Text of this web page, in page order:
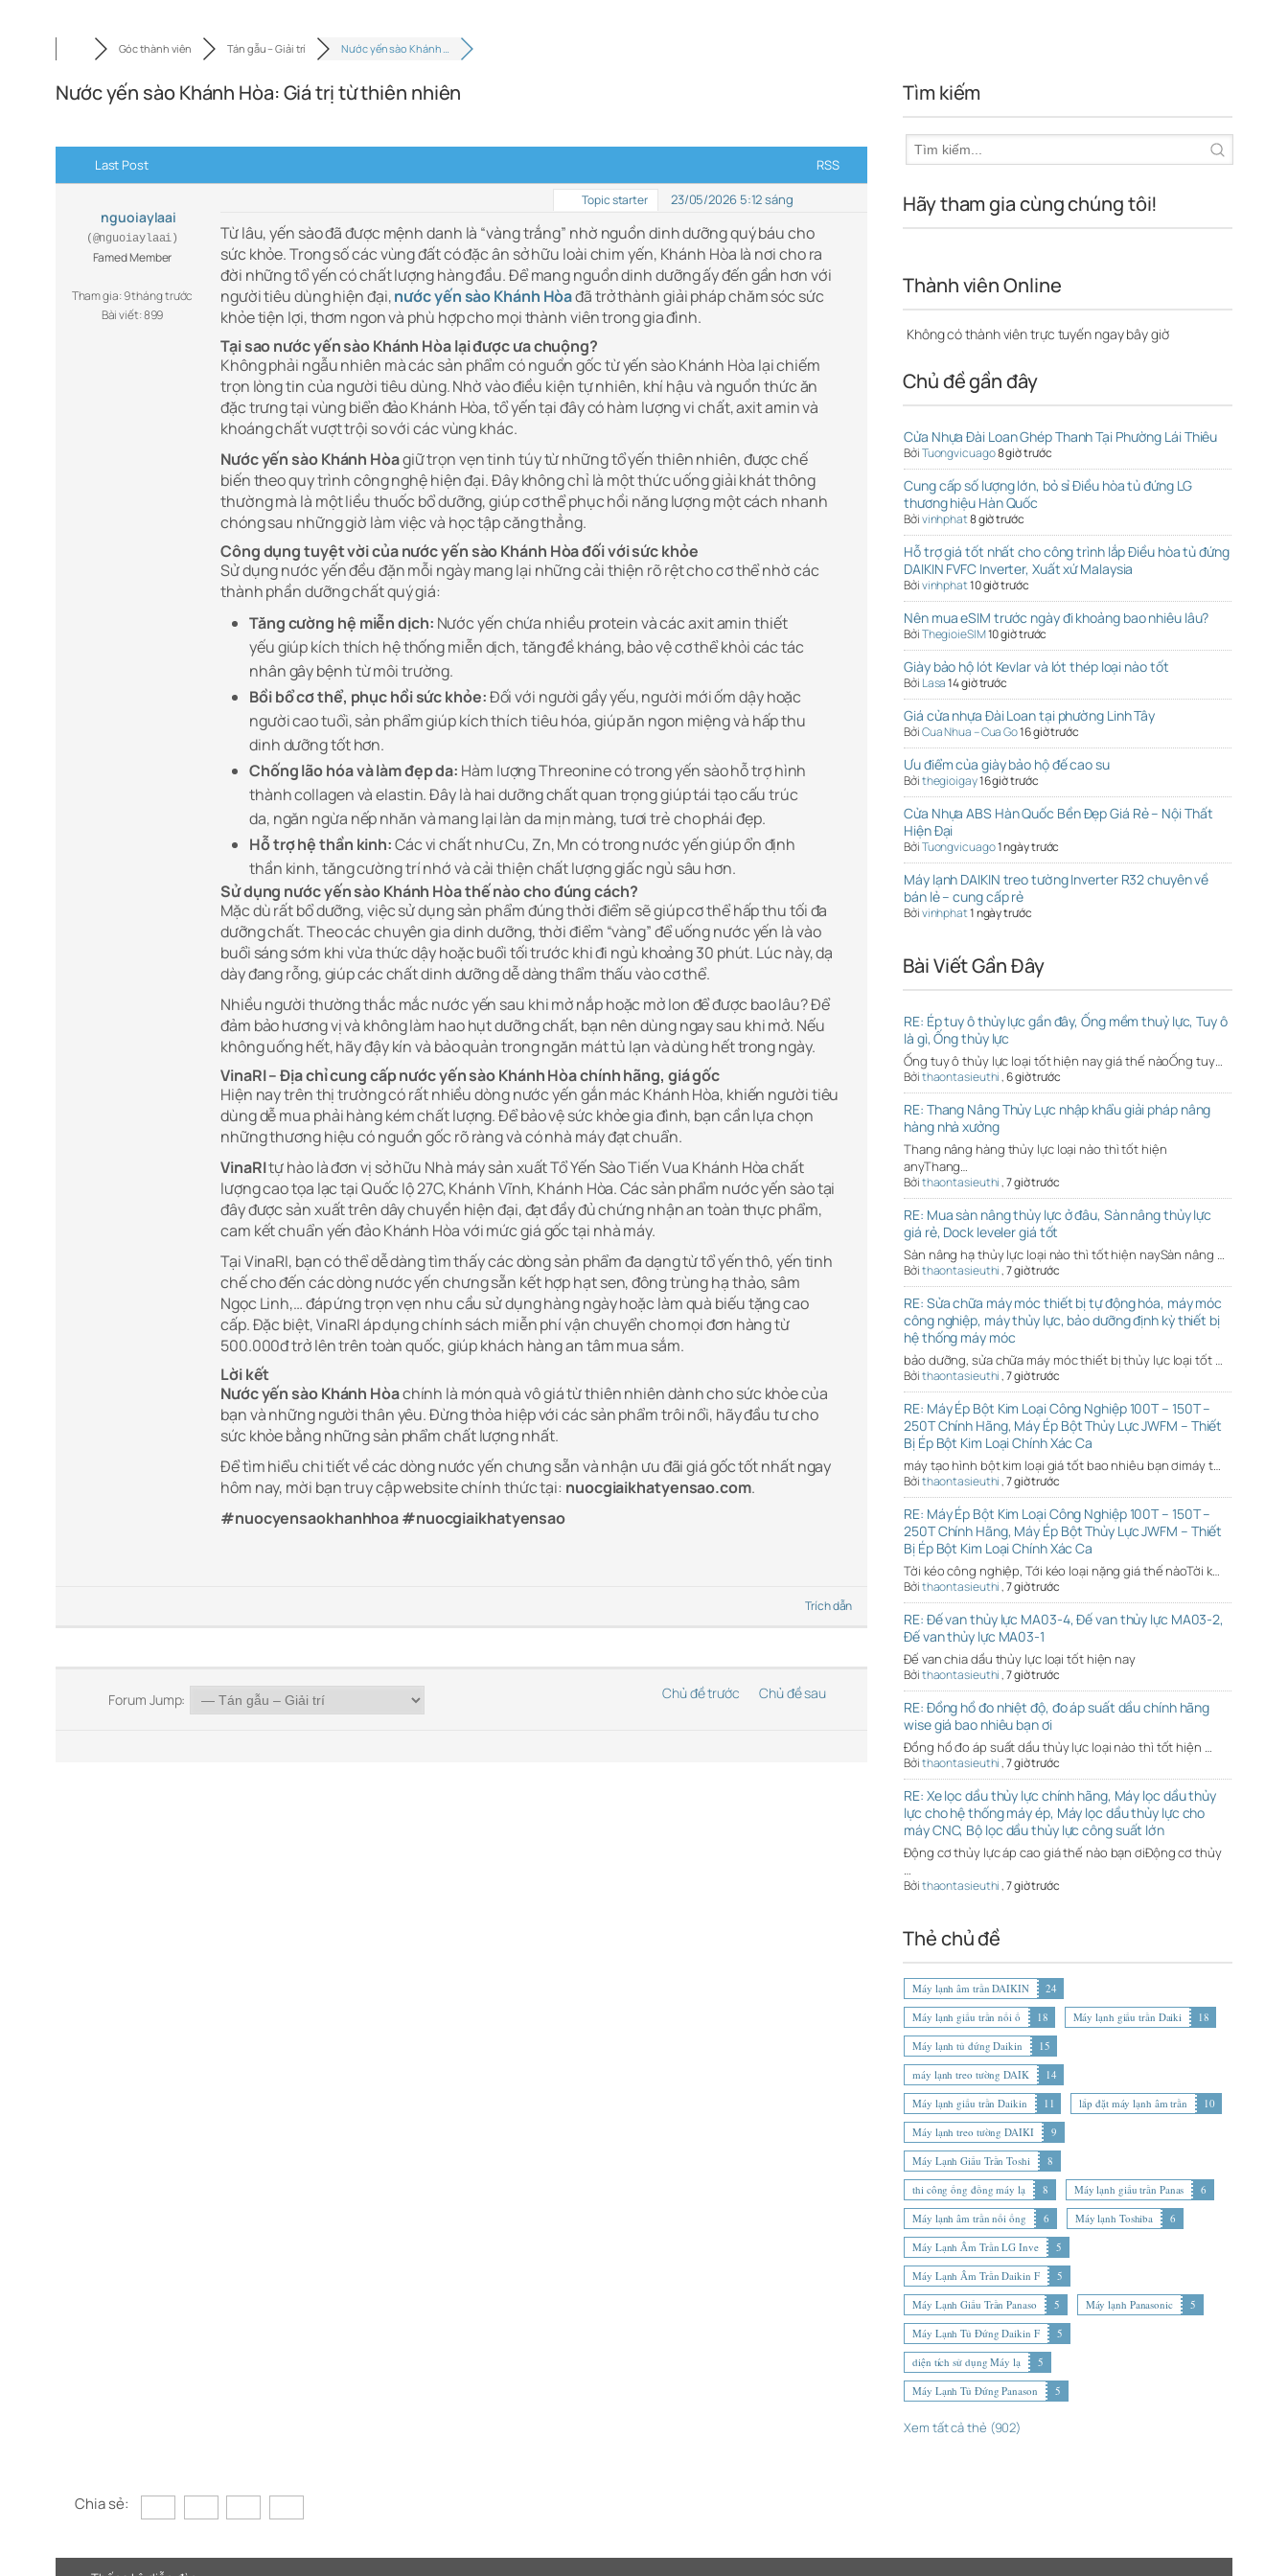
Góc thành viên Tán gẫu – Giải trí Nước yến sào Khánh …
Nước yến sào Khánh Hòa: Giá trị từ thiên nhiên
Last Post RSS
nguoiaylaai
(@nguoiaylaai)
Famed Member
Tham gia: 9 tháng trước
Bài viết: 899
Topic starter 23/05/2026 5:12 sáng
Từ lâu, yến sào đã được mệnh danh là “vàng trắng” nhờ nguồn dinh dưỡng quý báu cho
sức khỏe. Trong số các vùng đất có đặc ân sở hữu loài chim yến, Khánh Hòa là nơi cho ra
đời những tổ yến có chất lượng hàng đầu. Để mang nguồn dinh dưỡng ấy đến gần hơn với
người tiêu dùng hiện đại,nước yến sào Khánh Hòađã trở thành giải pháp chăm sóc sức
khỏe tiện lợi, thơm ngon và phù hợp cho mọi thành viên trong gia đình.
Tại sao nước yến sào Khánh Hòa lại được ưa chuộng?
Không phải ngẫu nhiên mà các sản phẩm có nguồn gốc từ yến sào Khánh Hòa lại chiếm
trọn lòng tin của người tiêu dùng. Nhờ vào điều kiện tự nhiên, khí hậu và nguồn thức ăn
đặc trưng tại vùng biển đảo Khánh Hòa, tổ yến tại đây có hàm lượng vi chất, axit amin và
khoáng chất vượt trội so với các vùng khác.
Nước yến sào Khánh Hòagiữ trọn vẹn tinh túy từ những tổ yến thiên nhiên, được chế
biến theo quy trình công nghệ hiện đại. Đây không chỉ là một thức uống giải khát thông
thường mà là một liều thuốc bổ dưỡng, giúp cơ thể phục hồi năng lượng một cách nhanh
chóng sau những giờ làm việc và học tập căng thẳng.
Công dụng tuyệt vời của nước yến sào Khánh Hòa đối với sức khỏe
Sử dụng nước yến đều đặn mỗi ngày mang lại những cải thiện rõ rệt cho cơ thể nhờ các
thành phần dưỡng chất quý giá:
Tăng cường hệ miễn dịch: Nước yến chứa nhiều protein và các axit amin thiết
yếu giúp kích thích hệ thống miễn dịch, tăng đề kháng, bảo vệ cơ thể khỏi các tác
nhân gây bệnh từ môi trường.
Bồi bổ cơ thể, phục hồi sức khỏe:Đối với người gầy yếu, người mới ốm dậy hoặc
người cao tuổi, sản phẩm giúp kích thích tiêu hóa, giúp ăn ngon miệng và hấp thu
dinh dưỡng tốt hơn.
Chống lão hóa và làm đẹp da: Hàm lượng Threonine có trong yến sào hỗ trợ hình
thành collagen và elastin. Đây là hai dưỡng chất quan trọng giúp tái tạo cấu trúc
da, ngăn ngừa nếp nhăn và mang lại làn da mịn màng, tươi trẻ cho phái đẹp.
Hỗ trợ hệ thần kinh:Các vi chất như Cu, Zn, Mn có trong nước yến giúp ổn định
thần kinh, tăng cường trí nhớ và cải thiện chất lượng giấc ngủ sâu hơn.
Sử dụng nước yến sào Khánh Hòa thế nào cho đúng cách?
Mặc dù rất bổ dưỡng, việc sử dụng sản phẩm đúng thời điểm sẽ giúp cơ thể hấp thu tối đa
dưỡng chất. Theo các chuyên gia dinh dưỡng, thời điểm “vàng” để uống nước yến là vào
buổi sáng sớm khi vừa thức dậy hoặc buổi tối trước khi đi ngủ khoảng 30 phút. Lúc này, dạ
dày đang rỗng, giúp các chất dinh dưỡng dễ dàng thẩm thấu vào cơ thể.
Nhiều người thường thắc mắc nước yến sau khi mở nắp hoặc mở lon để được bao lâu? Để
đảm bảo hương vị và không làm hao hụt dưỡng chất, bạn nên dùng ngay sau khi mở. Nếu
không uống hết, hãy đậy kín và bảo quản trong ngăn mát tủ lạn và dùng hết trong ngày.
VinaRI – Địa chỉ cung cấp nước yến sào Khánh Hòa chính hãng, giá gốc
Hiện nay trên thị trường có rất nhiều dòng nước yến gắn mác Khánh Hòa, khiến người tiêu
dùng dễ mua phải hàng kém chất lượng. Để bảo vệ sức khỏe gia đình, bạn cần lựa chọn
những thương hiệu có nguồn gốc rõ ràng và có nhà máy đạt chuẩn.
VinaRItự hào là đơn vị sở hữu Nhà máy sản xuất Tổ Yến Sào Tiến Vua Khánh Hòa chất
lượng cao tọa lạc tại Quốc lộ 27C, Khánh Vĩnh, Khánh Hòa. Các sản phẩm nước yến sào tại
đây được sản xuất trên dây chuyền hiện đại, đạt đầy đủ chứng nhận an toàn thực phẩm,
cam kết chuẩn yến đảo Khánh Hòa với mức giá gốc tại nhà máy.
Tại VinaRI, bạn có thể dễ dàng tìm thấy các dòng sản phẩm đa dạng từ tổ yến thô, yến tinh
chế cho đến các dòng nước yến chưng sẵn kết hợp hạt sen, đông trùng hạ thảo, sâm
Ngọc Linh,… đáp ứng trọn vẹn nhu cầu sử dụng hàng ngày hoặc làm quà biếu tặng cao
cấp. Đặc biệt, VinaRI áp dụng chính sách miễn phí vận chuyển cho mọi đơn hàng từ
500.000đ trở lên trên toàn quốc, giúp khách hàng an tâm mua sắm.
Lời kết
Nước yến sào Khánh Hòachính là món quà vô giá từ thiên nhiên dành cho sức khỏe của
bạn và những người thân yêu. Đừng thỏa hiệp với các sản phẩm trôi nổi, hãy đầu tư cho
sức khỏe bằng những sản phẩm chất lượng nhất.
Để tìm hiểu chi tiết về các dòng nước yến chưng sẵn và nhận ưu đãi giá gốc tốt nhất ngay
hôm nay, mời bạn truy cập website chính thức tại: nuocgiaikhatyensao.com.
#nuocyensaokhanhhoa #nuocgiaikhatyensao
Trích dẫn
Forum Jump: Chủ đề trước Chủ đề sau
Tìm kiếm
Hãy tham gia cùng chúng tôi!
Thành viên Online
Không có thành viên trực tuyến ngay bây giờ
Chủ đề gần đây
Cửa Nhựa Đài Loan Ghép Thanh Tại Phường Lái Thiêu
BởiTuongvicuago8 giờ trước
Cung cấp số lượng lớn, bỏ sỉ Điều hòa tủ đứng LG
thương hiệu Hàn Quốc
Bởivinhphat8 giờ trước
Hỗ trợ giá tốt nhất cho công trình lắp Điều hòa tủ đứng
DAIKIN FVFC Inverter, Xuất xứ Malaysia
Bởivinhphat10 giờ trước
Nên mua eSIM trước ngày đi khoảng bao nhiêu lâu?
BởiThegioieSIM10 giờ trước
Giày bảo hộ lót Kevlar và lót thép loại nào tốt
Bởi Lasa14 giờ trước
Giá cửa nhựa Đài Loan tại phường Linh Tây
BởiCua Nhua – Cua Go16 giờ trước
Ưu điểm của giày bảo hộ đế cao su
Bởithegioigay16 giờ trước
Cửa Nhựa ABS Hàn Quốc Bền Đẹp Giá Rẻ – Nội Thất
Hiện Đại
BởiTuongvicuago1 ngày trước
Máy lạnh DAIKIN treo tường Inverter R32 chuyên về
bán lẻ – cung cấp rẻ
Bởivinhphat1 ngày trước
Bài Viết Gần Đây
RE: Ép tuy ô thủy lực gần đây, Ống mềm thuỷ lực, Tuy ô
là gì, Ống thủy lực
Ống tuy ô thủy lực loại tốt hiện nay giá thế nàoỐng tuy…
Bởithaontasieuthi,6 giờ trước
RE: Thang Nâng Thủy Lực nhập khẩu giải pháp nâng
hàng nhà xưởng
Thang nâng hàng thủy lực loại nào thì tốt hiện
anyThang…
Bởithaontasieuthi,7 giờ trước
RE: Mua sàn nâng thủy lực ở đâu, Sàn nâng thủy lực
giá rẻ, Dock leveler giá tốt
Sàn nâng hạ thủy lực loại nào thì tốt hiện naySàn nâng …
Bởithaontasieuthi,7 giờ trước
RE: Sửa chữa máy móc thiết bị tự động hóa, máy móc
công nghiệp, máy thủy lực, bảo dưỡng định kỳ thiết bị
hệ thống máy móc
bảo dưỡng, sửa chữa máy móc thiết bị thủy lực loại tốt …
Bởithaontasieuthi,7 giờ trước
RE: Máy Ép Bột Kim Loại Công Nghiệp 100T – 150T –
250T Chính Hãng, Máy Ép Bột Thủy Lực JWFM – Thiết
Bị Ép Bột Kim Loại Chính Xác Ca
máy tạo hình bột kim loại giá tốt bao nhiêu bạn ơimáy t…
Bởithaontasieuthi,7 giờ trước
RE: Máy Ép Bột Kim Loại Công Nghiệp 100T – 150T –
250T Chính Hãng, Máy Ép Bột Thủy Lực JWFM – Thiết
Bị Ép Bột Kim Loại Chính Xác Ca
Tời kéo công nghiệp, Tới kéo loại nặng giá thế nàoTời k…
Bởithaontasieuthi,7 giờ trước
RE: Đế van thủy lực MA03-4, Đế van thủy lực MA03-2,
Đế van thủy lực MA03-1
Đế van chia dầu thủy lực loại tốt hiện nay
Bởithaontasieuthi,7 giờ trước
RE: Đồng hồ đo nhiệt độ, đo áp suất dầu chính hãng
wise giá bao nhiêu bạn ơi
Đồng hồ đo áp suất dầu thủy lực loại nào thì tốt hiện …
Bởithaontasieuthi,7 giờ trước
RE: Xe lọc dầu thủy lực chính hãng, Máy lọc dầu thủy
lực cho hệ thống máy ép, Máy lọc dầu thủy lực cho
máy CNC, Bộ lọc dầu thủy lực công suất lớn
Động cơ thủy lực áp cao giá thế nào bạn ơiĐộng cơ thủy
…
Bởithaontasieuthi,7 giờ trước
Thẻ chủ đề
Máy lạnh âm trần DAIKIN
24
Máy lạnh giấu trần nối ố
18 Máy lạnh giấu trần Daiki
18
Máy lạnh tủ đứng Daikin
15
máy lạnh treo tường DAIK
14
Máy lạnh giấu trần Daikin
11 lắp đặt máy lạnh âm trần
10
Máy lạnh treo tường DAIKI
9
Máy Lạnh Giấu Trần Toshi
8
thi công ống đồng máy lạ
8 Máy lạnh giấu trần Panas
6
Máy lạnh âm trần nối ống
6 Máy lạnh Toshiba
6
Máy Lạnh Âm Trần LG Inve
5
Máy Lạnh Âm Trần Daikin F
5
Máy Lạnh Giấu Trần Panaso
5 Máy lạnh Panasonic
5
Máy Lạnh Tủ Đứng Daikin F
5
diện tích sử dụng Máy lạ
5
Máy Lạnh Tủ Đứng Panason
5
Xem tất cả thẻ (902)
Chia sẻ: